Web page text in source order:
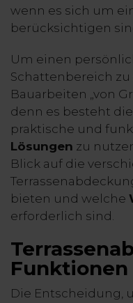
wenn es sich um
berücksichtigen
Um einen
Schattenbereich
Bauarbeiten „von
denn es besteht
praktische und
Lösungen zu
Blick auf die
bieten und welche
erforderlich sind.
Die Entscheidung,